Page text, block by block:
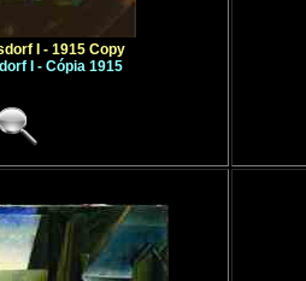
I - 1915 Copy
I - Cópia 1915